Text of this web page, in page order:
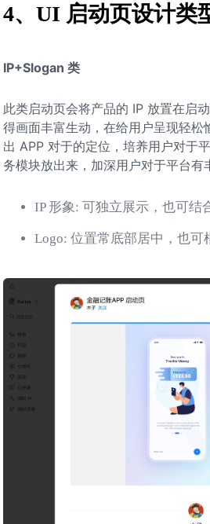
4、UI 启动页设计类
IP+Slogan 类
此类启动页会将产品的 IP 放置在启动
得画面丰富生动，在给用户呈现轻
出 APP 对于的定位，培养用户对于
务模块放出来，加深用户对于平台有
IP 形象: 可独立展示，也可
Logo: 位置常底部居中，也可